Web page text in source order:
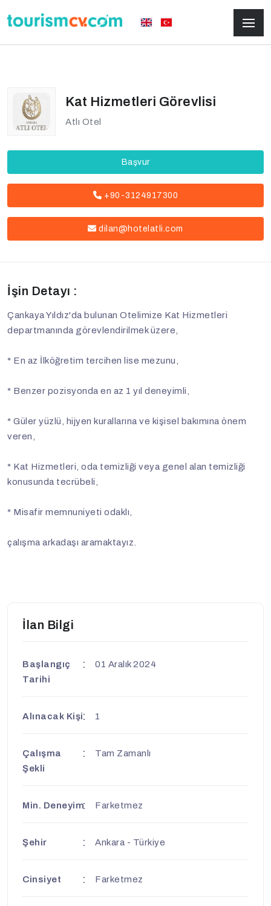
Kat Hizmetleri Görevlisi
Atlı Otel
Başvur
+90-3124917300
dilan@hotelatli.com
İşin Detayı :
Çankaya Yıldız'da bulunan Otelimize Kat Hizmetleri
departmanında görevlendirilmek üzere,
* En az İlköğretim tercihen lise mezunu,
* Benzer pozisyonda en az 1 yıl deneyimli,
* Güler yüzlü, hijyen kurallarına ve kişisel bakımına önem
veren,
* Kat Hizmetleri, oda temizliği veya genel alan temizliği
konusunda tecrübeli,
* Misafir memnuniyeti odaklı,
çalışma arkadaşı aramaktayız.
İlan Bilgi
Başlangıç
Tarihi
01 Aralık 2024
Alınacak Kişi 1
Çalışma
Şekli
Tam Zamanlı
Min. Deneyim Farketmez
Şehir Ankara - Türkiye
Cinsiyet Farketmez